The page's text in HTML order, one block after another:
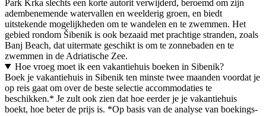
Park Krka slechts een korte autorit verwijderd, beroemd om zijn
adembenemende watervallen en weelderig groen, en biedt
uitstekende mogelijkheden om te wandelen en te zwemmen. Het
gebied rondom Šibenik is ook bezaaid met prachtige stranden, zoals
Banj Beach, dat uitermate geschikt is om te zonnebaden en te
zwemmen in de Adriatische Zee.
Hoe vroeg moet ik een vakantiehuis boeken in Sibenik?
Boek je vakantiehuis in Sibenik ten minste twee maanden voordat je
op reis gaat om over de beste selectie accommodaties te
beschikken.* Je zult ook zien dat hoe eerder je je vakantiehuis
boekt, hoe beter de prijs is. *Op basis van de analyse van boekings-